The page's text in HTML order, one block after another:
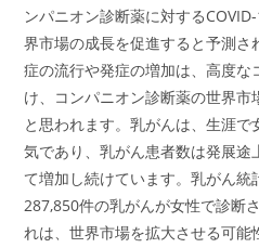
ンパニオン診断薬に対する
界市場の成長を促進すると予測さ
症の流行や発症の増加は、高度な
け、コンパニオン診断薬の世界市
と思われます。乳がんは、生涯
気であり、乳がん患者数は発展途
て増加し続けています。乳がん
287,850件の乳がんが女性で診断
れは、世界市場を拡大させる可能